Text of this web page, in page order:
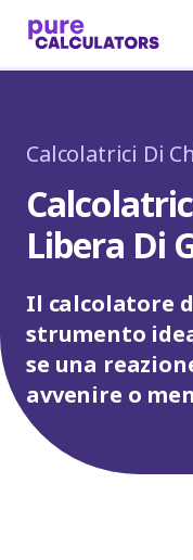
Calcolatrici Di
Libera Di
Il calcolatore
strumento
se una
avvenire o